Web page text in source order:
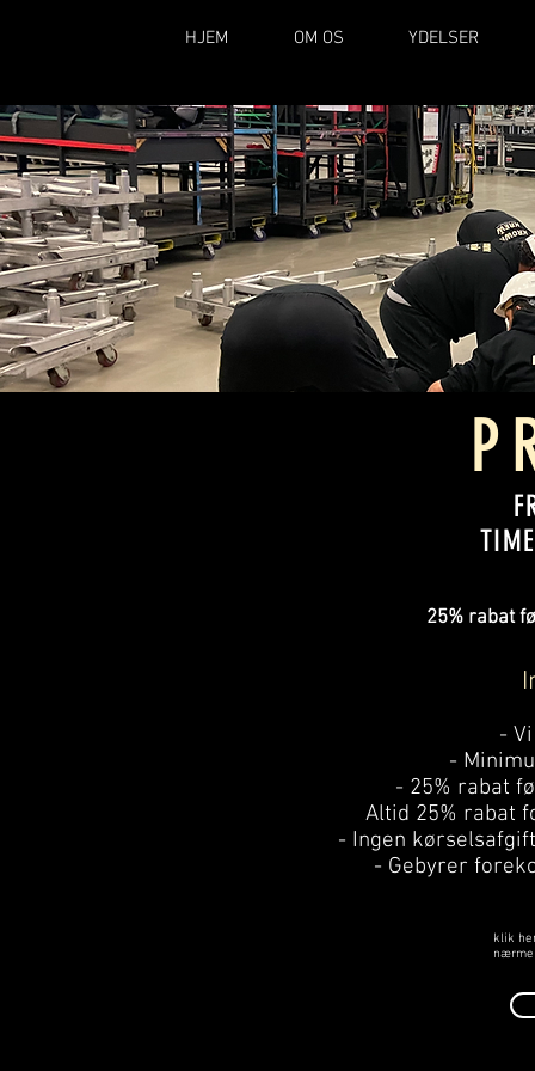
HJEM OM OS YDELSER
25% rabat
-
-
- 25% rabat
Altid 25% rabat
- Ingen
- Gebyrer
klik